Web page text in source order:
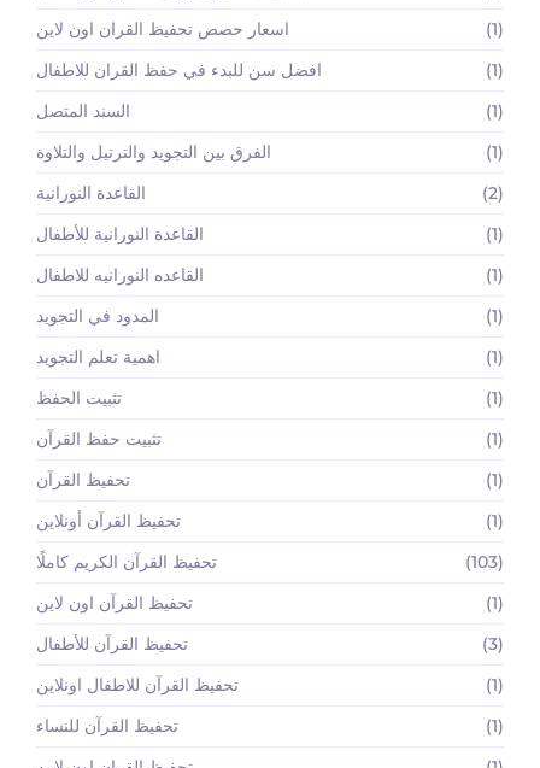
اسعار حصص تحفيظ القران اون لاين
(1)
افضل سن للبدء في حفظ القران للاطفال
(1)
السند المتصل
(1)
الفرق بين التجويد والترتيل والتلاوة
(1)
القاعدة النورانية
(2)
القاعدة النورانية للأطفال
(1)
القاعده النورانيه للاطفال
(1)
المدود في التجويد
(1)
اهمية تعلم التجويد
(1)
تثبيت الحفظ
(1)
تثبيت حفظ القرآن
(1)
تحفيظ القرآن
(1)
تحفيظ القرآن أونلاين
(1)
تحفيظ القرآن الكريم كاملًا
(103)
تحفيظ القرآن اون لاين
(1)
تحفيظ القرآن للأطفال
(3)
تحفيظ القرآن للاطفال اونلاين
(1)
تحفيظ القرآن للنساء
(1)